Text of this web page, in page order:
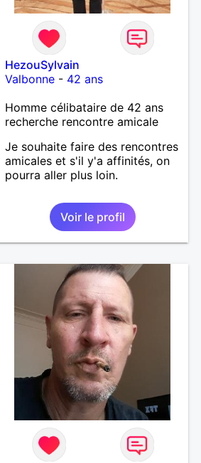
HezouSylvain
Valbonne- 42 ans
Homme célibataire de 42 ans
recherche rencontre amicale
Je souhaite faire des rencontres
amicales et s'il y'a affinités, on
pourra aller plus loin.
Voir le profil